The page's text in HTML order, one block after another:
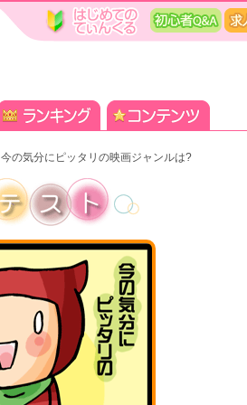
今の気分にピッタリの映画ジャンルは?